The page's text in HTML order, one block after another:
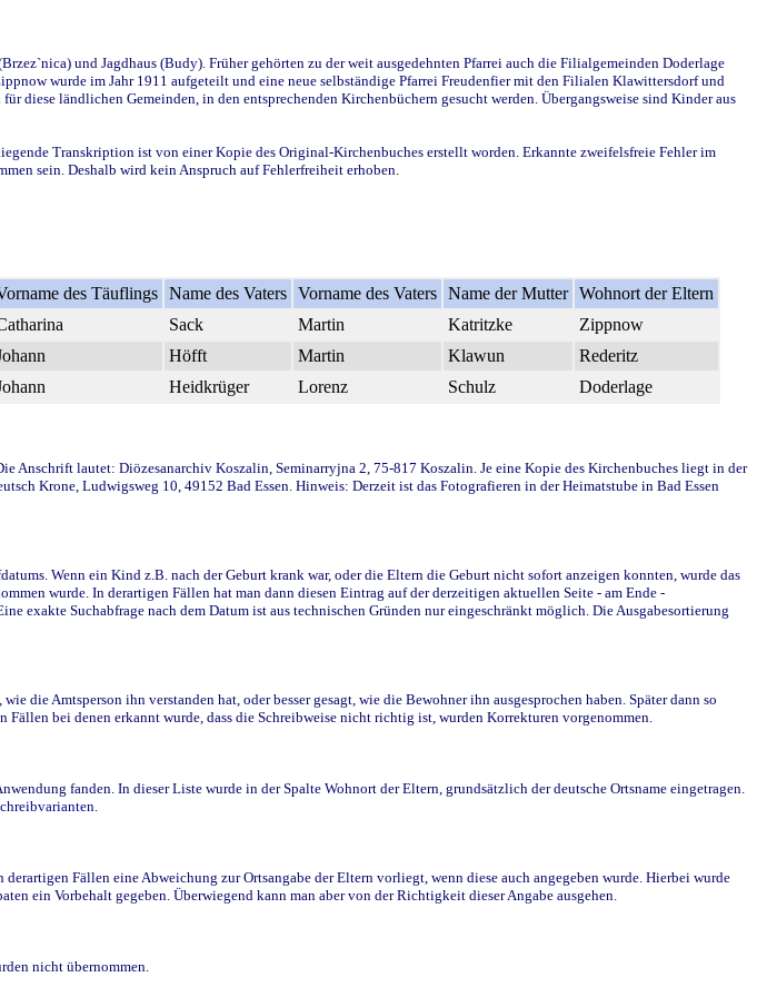
und Jagdhaus (Budy). Früher gehörten zu der weit ausgedehnten Pfarrei auch die Filialgemeinden Doderlage
wurde im Jahr 1911 aufgeteilt und eine neue selbständige Pfarrei Freudenfier mit den Filialen Klawittersdorf und
ländlichen Gemeinden, in den entsprechenden Kirchenbüchern gesucht werden. Übergangsweise sind Kinder aus
Transkription ist von einer Kopie des Original-Kirchenbuches erstellt worden. Erkannte zweifelsfreie Fehler im
sein. Deshalb wird kein Anspruch auf Fehlerfreiheit erhoben.
des Täuflings Name des Vaters Vorname des Vaters Name der Mutter Wohnort der Eltern
Sack Martin Katritzke
Zippnow
Höfft Martin Klawun
Rederitz
Heidkrüger Lorenz Schulz Doderlage
lautet: Diözesanarchiv Koszalin, Seminarryjna 2, 75-817 Koszalin. Je eine Kopie des Kirchenbuches liegt in der
Krone, Ludwigsweg 10, 49152 Bad Essen. Hinweis: Derzeit ist das Fotografieren in der Heimatstube in Bad Essen
Wenn ein Kind z.B. nach der Geburt krank war, oder die Eltern die Geburt nicht sofort anzeigen konnten, wurde das
wurde. In derartigen Fällen hat man dann diesen Eintrag auf der derzeitigen aktuellen Seite - am Ende -
exakte Suchabfrage nach dem Datum ist aus technischen Gründen nur eingeschränkt möglich. Die Ausgabesortierung
die Amtsperson ihn verstanden hat, oder besser gesagt, wie die Bewohner ihn ausgesprochen haben. Später dann so
bei denen erkannt wurde, dass die Schreibweise nicht richtig ist, wurden Korrekturen vorgenommen.
fanden. In dieser Liste wurde in der Spalte Wohnort der Eltern, grundsätzlich der deutsche Ortsname eingetragen.
Fällen eine Abweichung zur Ortsangabe der Eltern vorliegt, wenn diese auch angegeben wurde. Hierbei wurde
ein Vorbehalt gegeben. Überwiegend kann man aber von der Richtigkeit dieser Angabe ausgehen.
nicht übernommen.